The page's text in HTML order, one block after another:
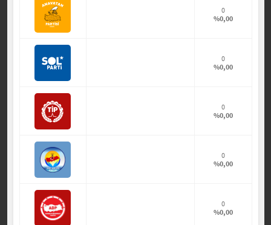
0
%0,00
0
%0,00
0
%0,00
0
%0,00
0
%0,00